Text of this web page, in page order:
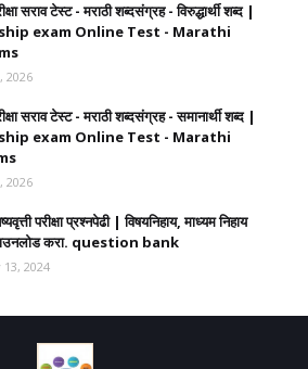
सराव टेस्ट - मराठी शब्दसंग्रह - विरुद्धार्थी शब्द |
exam Online Test - Marathi
2026
सराव टेस्ट - मराठी शब्दसंग्रह - समानार्थी शब्द |
exam Online Test - Marathi
2026
परीक्षा प्रश्नपेढी | विषयनिहाय, माध्यम निहाय
करा. question bank
13, 2024